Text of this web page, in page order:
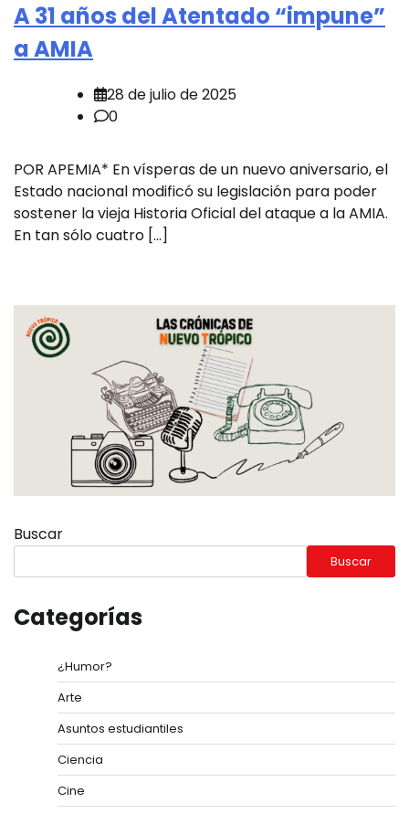
A 31 años del Atentado “impune”
a AMIA
28 de julio de 2025
0
POR APEMIA* En vísperas de un nuevo aniversario, el
Estado nacional modificó su legislación para poder
sostener la vieja Historia Oficial del ataque a la AMIA.
En tan sólo cuatro […]
Buscar
Buscar
Categorías
¿Humor?
Arte
Asuntos estudiantiles
Ciencia
Cine